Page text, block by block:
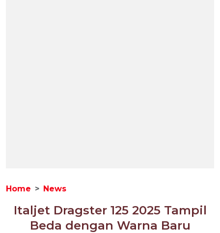
Home News
Italjet Dragster 125 2025 Tampil
Beda dengan Warna Baru